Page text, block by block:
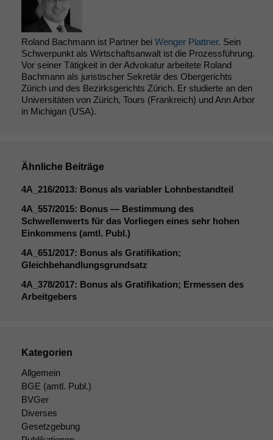
Roland Bachmann ist Partner bei Wenger Plattner. Sein
Schwerpunkt als Wirtschaftsanwalt ist die Prozessführung.
Vor seiner Tätigkeit in der Advokatur arbeitete Roland
Bachmann als juristischer Sekretär des Obergerichts
Zürich und des Bezirksgerichts Zürich. Er studierte an den
Universitäten von Zürich, Tours (Frankreich) und Ann Arbor
in Michigan (USA).
Ähnliche Beiträge
4A_216/2013: Bonus als variabler Lohnbestandteil
4A_557/2015: Bonus — Bestimmung des
Schwellenwerts für das Vorliegen eines sehr hohen
Einkommens (amtl. Publ.)
4A_651/2017: Bonus als Gratifikation;
Gleichbehandlungsgrundsatz
4A_378/2017: Bonus als Gratifikation; Ermessen des
Arbeitgebers
Kategorien
Allgemein
BGE (amtl. Publ.)
BVGer
Diverses
Gesetzgebung
dieser Website
sind optional.
Wenn Sie
diese Option
deaktivieren,
Marketing
anonyme Daten ab,
um interne
Auswertungen
durchführen zu
uns, unsere Website